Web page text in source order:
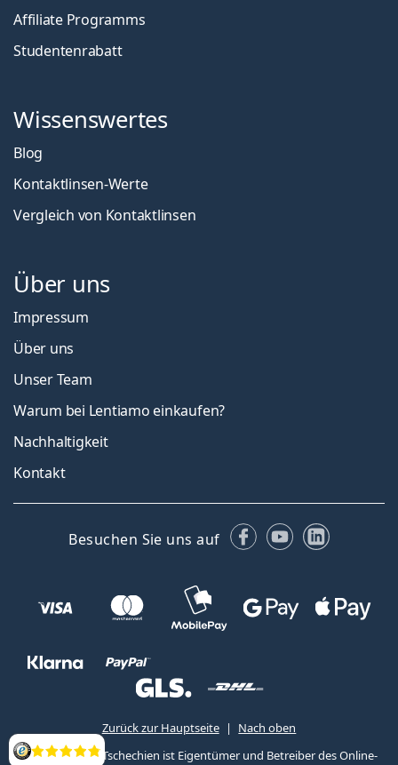
Bewertung
Affiliate Programms
Studentenrabatt
Wissenswertes
Blog
Kontaktlinsen-Werte
Vergleich von Kontaktlinsen
Über uns
Impressum
Über uns
Unser Team
Warum bei Lentiamo einkaufen?
Nachhaltigkeit
Kontakt
Besuchen Sie uns auf Facebook
YouTubeLinkedIn
Zurück zur Hauptseite
Nach oben
Lentiamo s.r.o., Tschechien ist Eigentümer und Betreiber des Online-